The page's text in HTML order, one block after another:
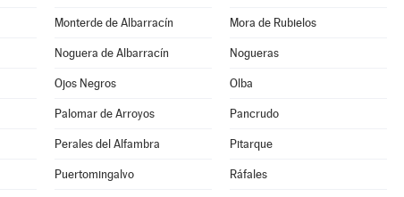
Monterde de Albarracín Mora de Rubielos
Noguera de Albarracín Nogueras
Ojos Negros Olba
Palomar de Arroyos Pancrudo
Perales del Alfambra Pitarque
Puertomingalvo Ráfales